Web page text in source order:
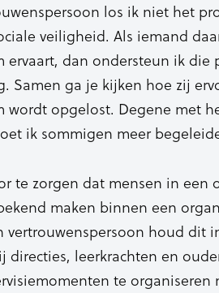
los ik niet het
veiligheid. Als iemand
ervaart, dan ondersteun ik die
Samen ga je kijken hoe zij
wordt opgelost. Degene met
ik sommigen meer
te zorgen dat mensen in
maken binnen een
vertrouwenspersoon houd dit
directies, leerkrachten en
te organiseren